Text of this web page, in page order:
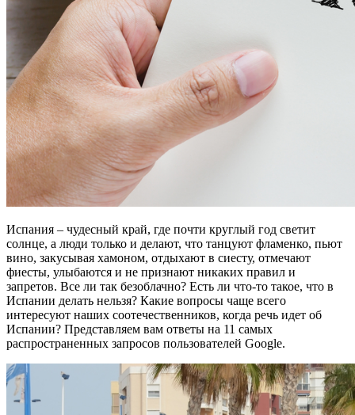
Испания – чудесный край, где почти круглый год светит
солнце, а люди только и делают, что танцуют фламенко, пьют
вино, закусывая хамоном, отдыхают в сиесту, отмечают
фиесты, улыбаются и не признают никаких правил и
запретов. Все ли так безоблачно? Есть ли что-то такое, что в
Испании делать нельзя? Какие вопросы чаще всего
интересуют наших соотечественников, когда речь идет об
Испании? Представляем вам ответы на 11 самых
распространенных запросов пользователей Google.